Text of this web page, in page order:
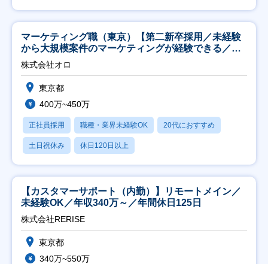
マーケティング職（東京）【第二新卒採用／未経験
から大規模案件のマーケティングが経験できる／研
修充実】
株式会社オロ
東京都
400万~450万
正社員採用 職種・業界未経験OK 20代におすすめ
土日祝休み 休日120日以上
【カスタマーサポート（内勤）】リモートメイン／
未経験OK／年収340万～／年間休日125日
株式会社RERISE
東京都
340万~550万